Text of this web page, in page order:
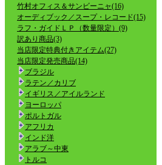
竹村オフィス＆サンビーニャ(16)
オーディブック／スープ・レコード(15)
ラフ・ガイドＬＰ（数量限定）(9)
訳あり商品(3)
当店限定特典付きアイテム(27)
当店限定発売商品(14)
ブラジル
ラテン／カリブ
イギリス／アイルランド
ヨーロッパ
ポルトガル
アフリカ
インド洋
アラブ～中東
トルコ